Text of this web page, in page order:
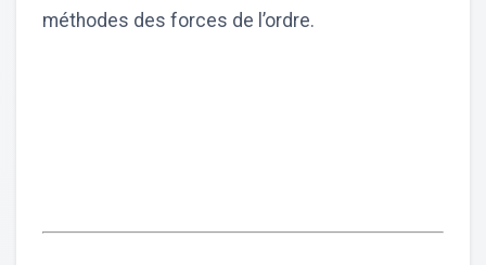
méthodes des forces de l’ordre.